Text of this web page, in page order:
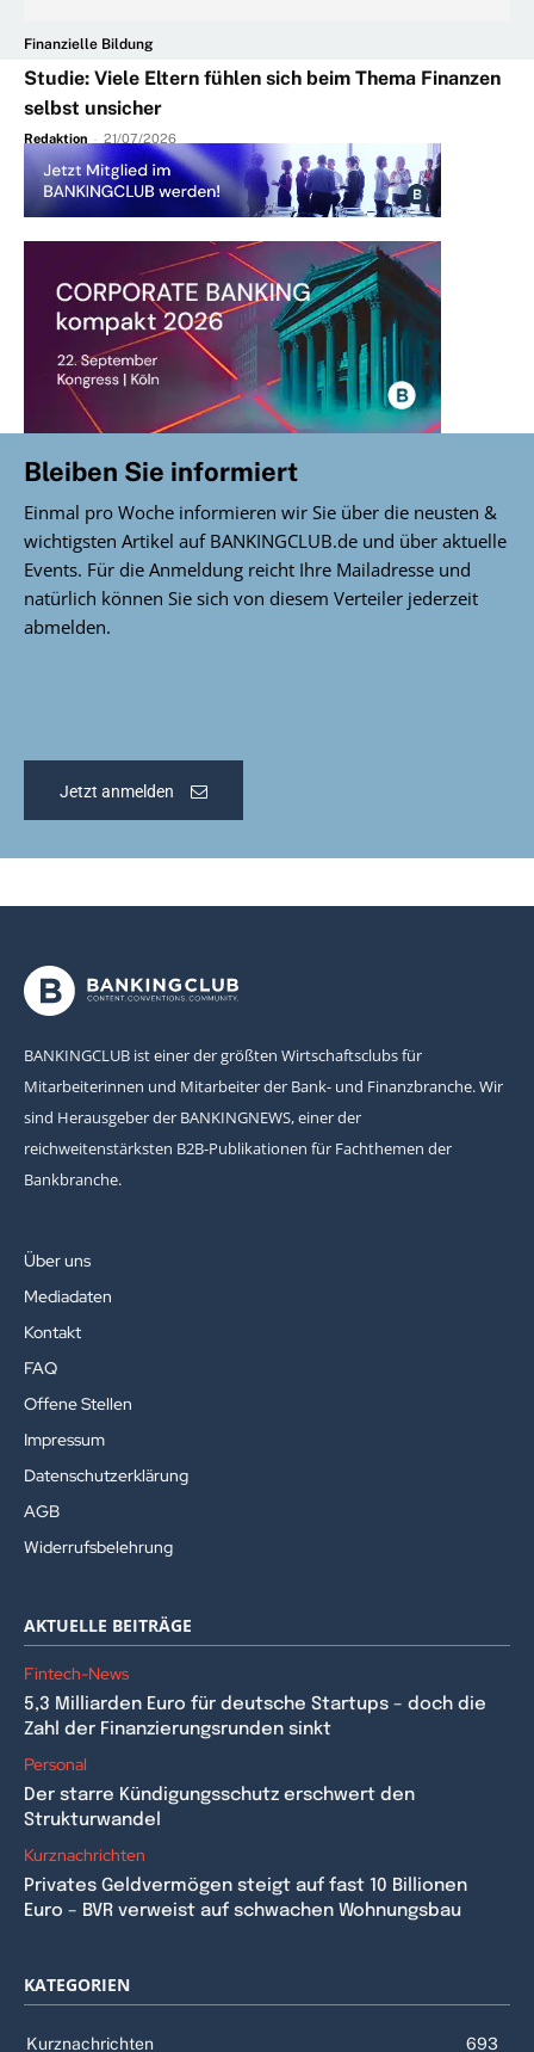
Finanzielle Bildung
Studie: Viele Eltern fühlen sich beim Thema Finanzen
selbst unsicher
Redaktion - 21/07/2026
Bleiben Sie informiert
Einmal pro Woche informieren wir Sie über die neusten &
wichtigsten Artikel auf BANKINGCLUB.de und über aktuelle
Events. Für die Anmeldung reicht Ihre Mailadresse und
natürlich können Sie sich von diesem Verteiler jederzeit
abmelden.
Jetzt anmelden
BANKINGCLUB ist einer der größten Wirtschaftsclubs für
Mitarbeiterinnen und Mitarbeiter der Bank- und Finanzbranche. Wir
sind Herausgeber der BANKINGNEWS, einer der
reichweitenstärksten B2B-Publikationen für Fachthemen der
Bankbranche.
Über uns
Mediadaten
Kontakt
FAQ
Offene Stellen
Impressum
Datenschutzerklärung
AGB
Widerrufsbelehrung
AKTUELLE BEITRÄGE
Fintech-News
5,3 Milliarden Euro für deutsche Startups – doch die
Zahl der Finanzierungsrunden sinkt
Personal
Der starre Kündigungsschutz erschwert den
Strukturwandel
Kurznachrichten
Privates Geldvermögen steigt auf fast 10 Billionen
Euro – BVR verweist auf schwachen Wohnungsbau
KATEGORIEN
Kurznachrichten 693